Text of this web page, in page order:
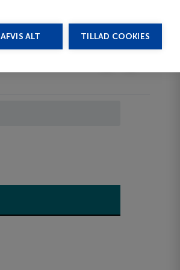
AFVIS ALT TILLAD COOKIES